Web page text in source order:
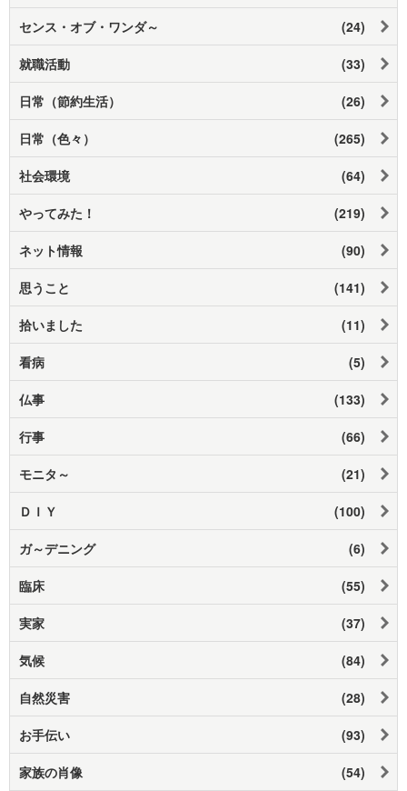
センス・オブ・ワンダ～ (24)
就職活動 (33)
日常（節約生活） (26)
日常（色々） (265)
社会環境 (64)
やってみた！ (219)
ネット情報 (90)
思うこと (141)
拾いました (11)
看病 (5)
仏事 (133)
行事 (66)
モニタ～ (21)
ＤＩＹ (100)
ガ～デニング (6)
臨床 (55)
実家 (37)
気候 (84)
自然災害 (28)
お手伝い (93)
家族の肖像 (54)